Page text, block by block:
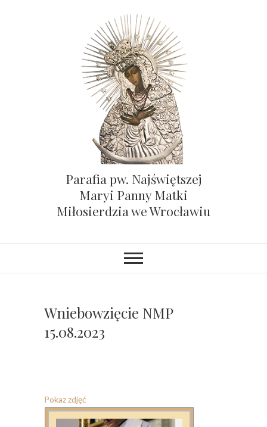
Parafia pw. Najświętszej
Maryi Panny Matki
Miłosierdzia we Wrocławiu
Wniebowzięcie NMP
15.08.2023
Pokaz zdjęć